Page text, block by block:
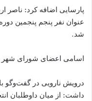
عنوان نفر پنجم پنجمین
شد.
اسامی اعضای شورای شهر
درویش نارویی در گفت‌وگو
داشت: از میان داوطلبان